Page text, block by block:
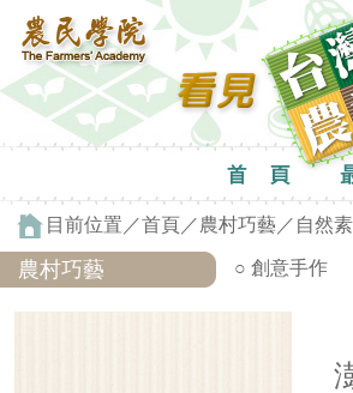
目前位置／首頁 ／ 農村巧藝 ／ 自然
農村巧藝 ○ 創意手作